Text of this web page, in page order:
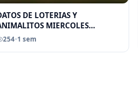
DE LOTERIAS Y
MIERCOLES
07/2026 ELGRANDATERO JOSE
254•1 sem